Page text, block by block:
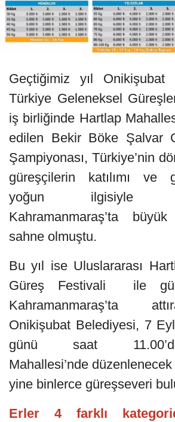
Geçtiğimiz yıl Onikişubat
Türkiye Geleneksel
iş birliğinde Hartlap
edilen Bekir Böke Şalvar
Şampiyonası, Türkiye’nin
güreşçilerin katılımı ve
yoğun ilgisiyle
Kahramanmaraş’ta
sahne olmuştu.
Bu yıl ise Uluslararası
Güreş Festivali ile
Kahramanmaraş’ta
Onikişubat Belediyesi, 7
günü saat
Mahallesi’nde
yine binlerce güreşseveri
Erler 4 farklı